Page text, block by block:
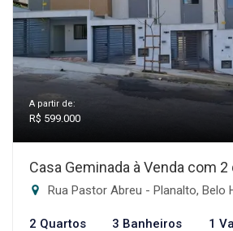
A partir de:
R$ 599.000
Casa Geminada à Venda com
Rua Pastor Abreu - Planalto, Belo
2 Quartos 3 Banheiros 1